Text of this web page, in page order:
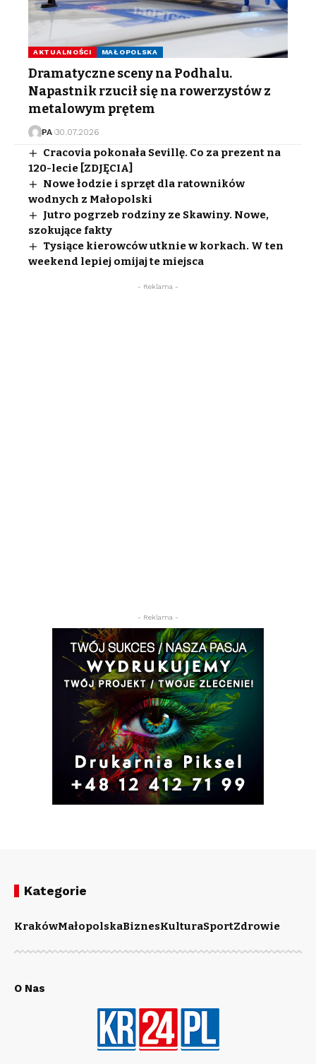
AKTUALNOŚCI MAŁOPOLSKA
Dramatyczne sceny na Podhalu.
Napastnik rzucił się na rowerzystów z
metalowym prętem
PA 30.07.2026
Cracovia pokonała Sevillę. Co za prezent na
120-lecie [ZDJĘCIA]
Nowe łodzie i sprzęt dla ratowników
wodnych z Małopolski
Jutro pogrzeb rodziny ze Skawiny. Nowe,
szokujące fakty
Tysiące kierowców utknie w korkach. W ten
weekend lepiej omijaj te miejsca
- Reklama -
- Reklama -
Kategorie
KrakówMałopolskaBiznesKulturaSportZdrowie
O Nas